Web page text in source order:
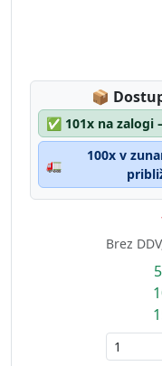
📦
✅ 101x na zalogi
🚛
100x v
Brez